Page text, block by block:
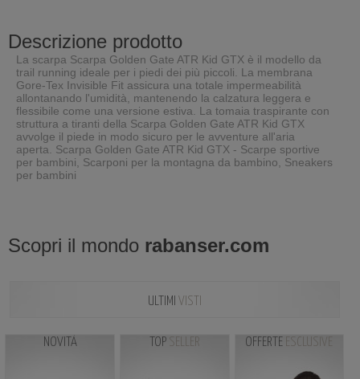
Descrizione prodotto
La scarpa Scarpa Golden Gate ATR Kid GTX è il modello da
trail running ideale per i piedi dei più piccoli. La membrana
Gore-Tex Invisible Fit assicura una totale impermeabilità
allontanando l'umidità, mantenendo la calzatura leggera e
flessibile come una versione estiva. La tomaia traspirante con
struttura a tiranti della Scarpa Golden Gate ATR Kid GTX
avvolge il piede in modo sicuro per le avventure all'aria
aperta. Scarpa Golden Gate ATR Kid GTX - Scarpe sportive
per bambini, Scarponi per la montagna da bambino, Sneakers
per bambini
Scopri il mondo rabanser.com
ULTIMI VISTI
NOVITÀ TOP SELLER OFFERTE ESCLUSIVE